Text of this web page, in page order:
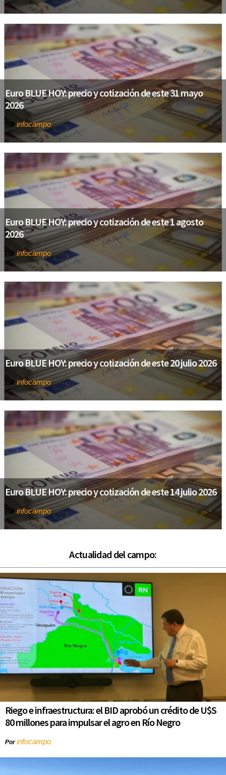
Euro BLUE HOY: precio y cotización de este 31 mayo
2026
Por infocampo
Euro BLUE HOY: precio y cotización de este 1 agosto
2026
Por infocampo
Euro BLUE HOY: precio y cotización de este 20 julio 2026
Por infocampo
Euro BLUE HOY: precio y cotización de este 14 julio 2026
Por infocampo
Actualidad del campo:
Riego e infraestructura: el BID aprobó un crédito de U$S
80 millones para impulsar el agro en Río Negro
Porinfocampo